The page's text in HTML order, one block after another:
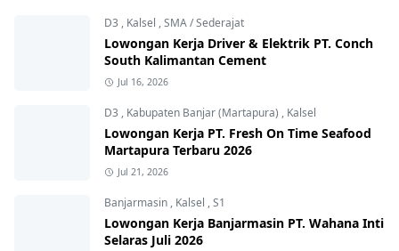
D3 , Kalsel ,SMA / Sederajat
Lowongan Kerja Driver & Elektrik PT. Conch
South Kalimantan Cement
Jul 16, 2026
D3 , Kabupaten Banjar (Martapura) , Kalsel
Lowongan Kerja PT. Fresh On Time Seafood
Martapura Terbaru 2026
Jul 21, 2026
Banjarmasin , Kalsel ,S1
Lowongan Kerja Banjarmasin PT. Wahana Inti
Selaras Juli 2026